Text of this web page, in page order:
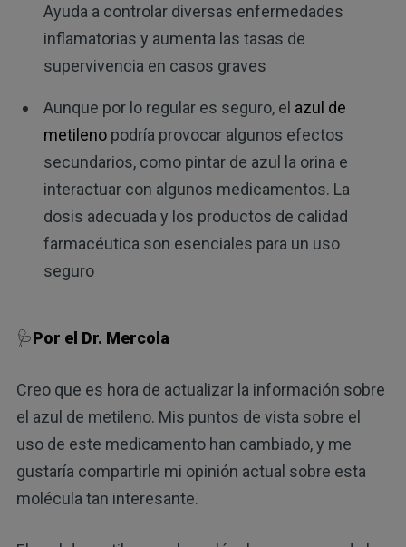
Ayuda a controlar diversas enfermedades
inflamatorias y aumenta las tasas de
supervivencia en casos graves
Aunque por lo regular es seguro, el azul de
metilenopodría provocar algunos efectos
secundarios, como pintar de azul la orina e
interactuar con algunos medicamentos. La
dosis adecuada y los productos de calidad
farmacéutica son esenciales para un uso
seguro
🩺Por el Dr. Mercola
Creo que es hora de actualizar la información sobre
el azul de metileno. Mis puntos de vista sobre el
uso de este medicamento han cambiado, y me
gustaría compartirle mi opinión actual sobre esta
molécula tan interesante.